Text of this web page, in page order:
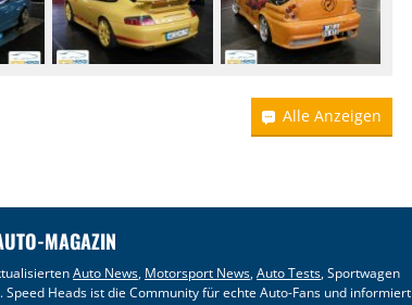
Alle Anzeigen
MAGAZIN
Auto News, Motorsport News,Auto Tests, Sportwagen
. Speed Heads ist die Community für echte Auto-Fans und informiert